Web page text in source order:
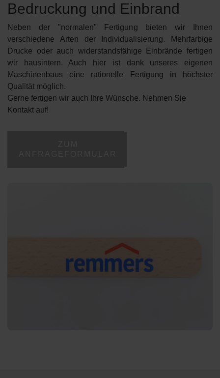
Bedruckung und Einbrand
Neben der "normalen" Fertigung bieten wir Ihnen
verschiedene Arten der Individualisierung. Mehrfarbige
Drucke oder auch widerstandsfähige Einbrände fertigen
wir hausintern. Auch hier ist dank unseres eigenen
Maschinenbaus eine rationelle Fertigung in höchster
Qualität möglich.
Gerne fertigen wir auch Ihre Wünsche. Nehmen Sie
Kontakt auf!